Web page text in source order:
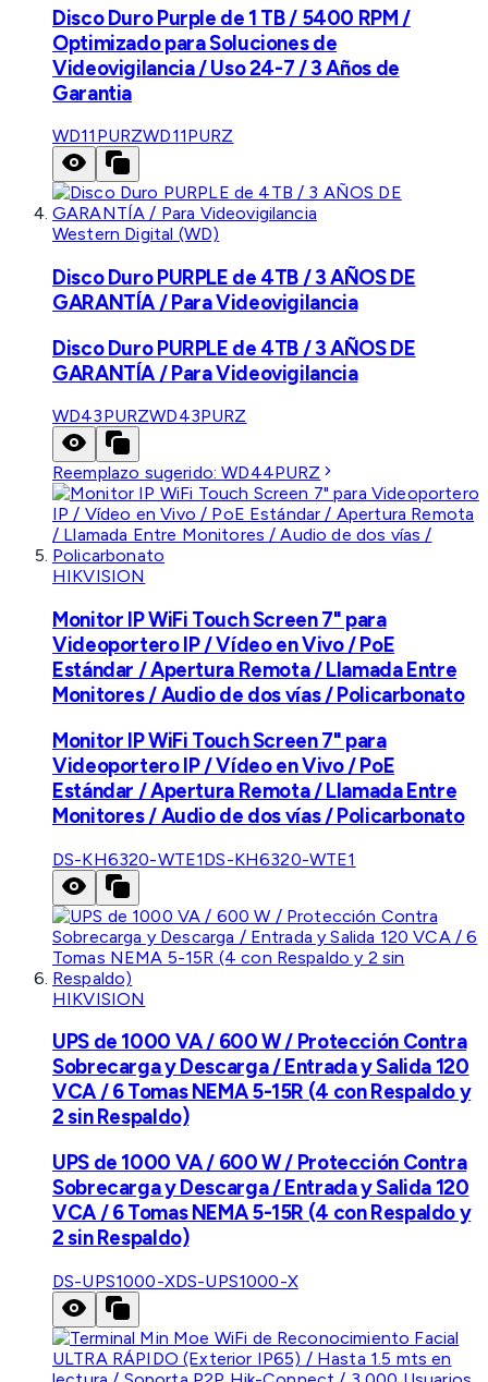
Disco Duro Purple de 1 TB / 5400 RPM /
Optimizado para Soluciones de
Videovigilancia / Uso 24-7 / 3 Años de
Garantia
WD11PURZWD11PURZ
Western Digital (WD)
Disco Duro PURPLE de 4TB / 3 AÑOS DE
GARANTÍA / Para Videovigilancia
Disco Duro PURPLE de 4TB / 3 AÑOS DE
GARANTÍA / Para Videovigilancia
WD43PURZWD43PURZ
Reemplazo sugerido:WD44PURZ
HIKVISION
Monitor IP WiFi Touch Screen 7" para
Videoportero IP / Vídeo en Vivo / PoE
Estándar / Apertura Remota / Llamada Entre
Monitores / Audio de dos vías / Policarbonato
Monitor IP WiFi Touch Screen 7" para
Videoportero IP / Vídeo en Vivo / PoE
Estándar / Apertura Remota / Llamada Entre
Monitores / Audio de dos vías / Policarbonato
DS-KH6320-WTE1DS-KH6320-WTE1
HIKVISION
UPS de 1000 VA / 600 W / Protección Contra
Sobrecarga y Descarga / Entrada y Salida 120
VCA / 6 Tomas NEMA 5-15R (4 con Respaldo y
2 sin Respaldo)
UPS de 1000 VA / 600 W / Protección Contra
Sobrecarga y Descarga / Entrada y Salida 120
VCA / 6 Tomas NEMA 5-15R (4 con Respaldo y
2 sin Respaldo)
DS-UPS1000-XDS-UPS1000-X